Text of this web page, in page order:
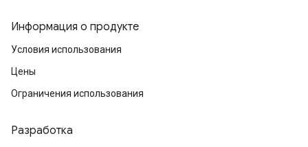
Информация о продукте
Условия использования
Цены
Ограничения использования
Разработка